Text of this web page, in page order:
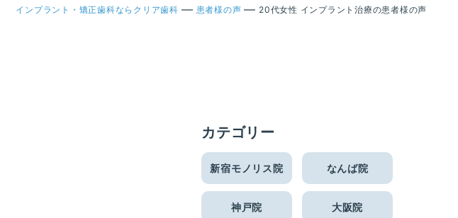
インプラント・矯正歯科ならクリア歯科 — 患者様の声 — 20代女性 インプラント治療の患者様の声
カテゴリー
新宿モノリス院 なんば院
神戸院 大阪院